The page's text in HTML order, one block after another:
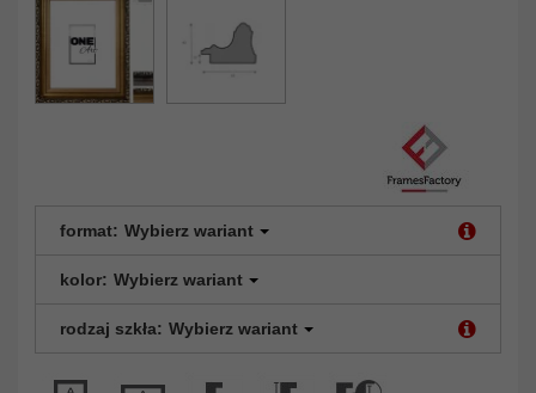
format: Wybierz wariant
kolor: Wybierz wariant
rodzaj szkła: Wybierz wariant